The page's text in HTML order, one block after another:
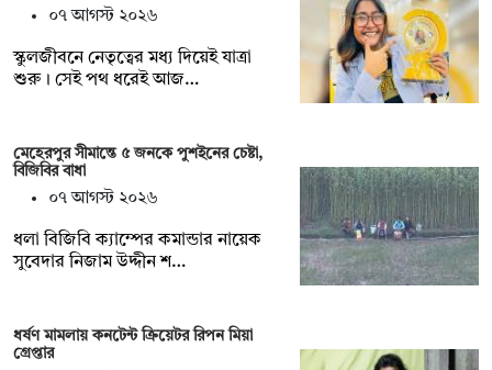
০৭ আগস্ট ২০২৬
স্কুলজীবনে নেতৃত্বের মধ্য দিয়েই যাত্রা
শুরু। সেই পথ ধরেই আজ…
মেহেরপুর সীমান্তে ৫ জনকে পুশইনের চেষ্টা,
বিজিবির বাধা
০৭ আগস্ট ২০২৬
ধলা বিজিবি ক্যাম্পের কমান্ডার নায়েক
সুবেদার নিজাম উদ্দীন শ…
ধর্ষণ মামলায় কনটেন্ট ক্রিয়েটর রিপন মিয়া
গ্রেপ্তার